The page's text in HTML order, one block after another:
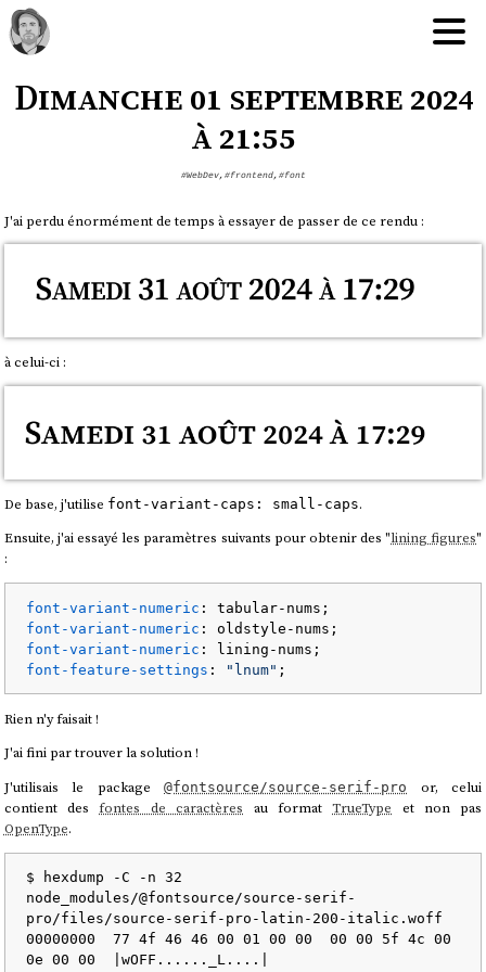
Dimanche 01 septembre 2024
à 21:55
#WebDev, #frontend, #font
J'ai perdu énormément de temps à essayer de passer de ce rendu :
à celui-ci :
De base, j'utilise font-variant-caps: small-caps.
Ensuite, j'ai essayé les paramètres suivants pour obtenir des "lining figures"
:
font-variant-numeric
font-variant-numeric
font-variant-numeric
font-feature-settings : "lnum"
Rien n'y faisait !
J'ai fini par trouver la solution !
J'utilisais le package@fontsource/source-serif-pro
or, celui
contient desfontes de caractères au formatTrueType et non pas
OpenType.
$ hexdump -C -n 32
node_modules/@fontsource/source-serif-
pro/files/source-serif-pro-latin-200-italic.woff
00000000  77 4f 46 46 00 01 00 00  00 00 5f 4c 00